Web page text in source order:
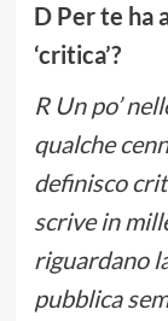
D Per te ha
‘critica’?
R Un po’
qualche
definisco
scrive in
riguardano
pubblica